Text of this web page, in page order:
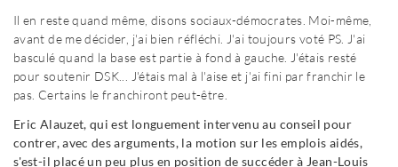
Il en reste quand même, disons sociaux-démocrates. Moi-même,
avant de me décider, j'ai bien réfléchi. J'ai toujours voté PS. J'ai
basculé quand la base est partie à fond à gauche. J'étais resté
pour soutenir DSK... J'étais mal à l'aise et j'ai fini par franchir le
pas. Certains le franchiront peut-être.
Eric Alauzet, qui est longuement intervenu au conseil pour
contrer, avec des arguments, la motion sur les emplois aidés,
s'est-il placé un peu plus en position de succéder à Jean-Louis